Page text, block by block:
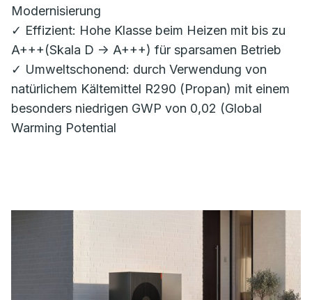
Modernisierung
✓ Effizient: Hohe Klasse beim Heizen mit bis zu
A+++(Skala D -> A+++) für sparsamen Betrieb
✓ Umweltschonend: durch Verwendung von
natürlichem Kältemittel R290 (Propan) mit einem
besonders niedrigen GWP von 0,02 (Global
Warming Potential